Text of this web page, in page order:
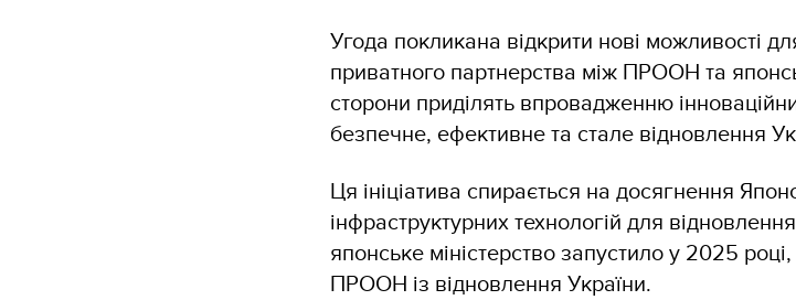
Угода покликана відкрити нові можливості
приватного партнерства між ПРООН та
сторони приділять впровадженню
безпечне, ефективне та стале відновлення
Ця ініціатива спирається на досягнення
інфраструктурних технологій для
японське міністерство запустило у 2025
ПРООН із відновлення України.